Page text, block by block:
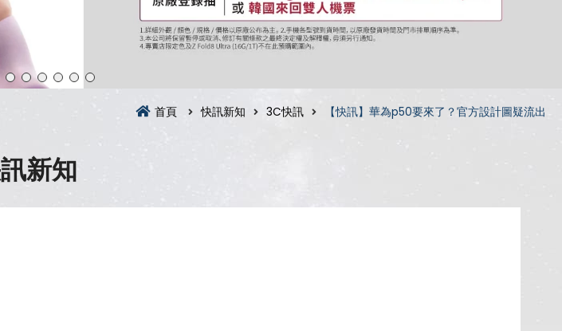
首頁 快訊新知 3C快訊 【快訊】華為p50要來了？官方設計圖疑流出
新知